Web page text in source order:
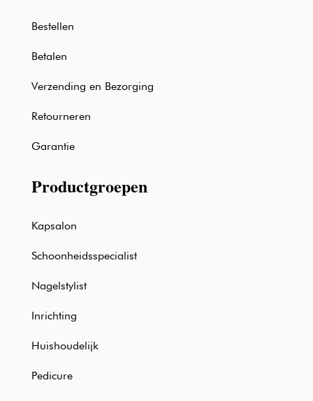
Bestellen
Betalen
Verzending en Bezorging
Retourneren
Garantie
Productgroepen
Kapsalon
Schoonheidsspecialist
Nagelstylist
Inrichting
Huishoudelijk
Pedicure